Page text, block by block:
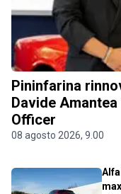
Pininfarina
Davide
Officer
08 agosto 2026, 9.00